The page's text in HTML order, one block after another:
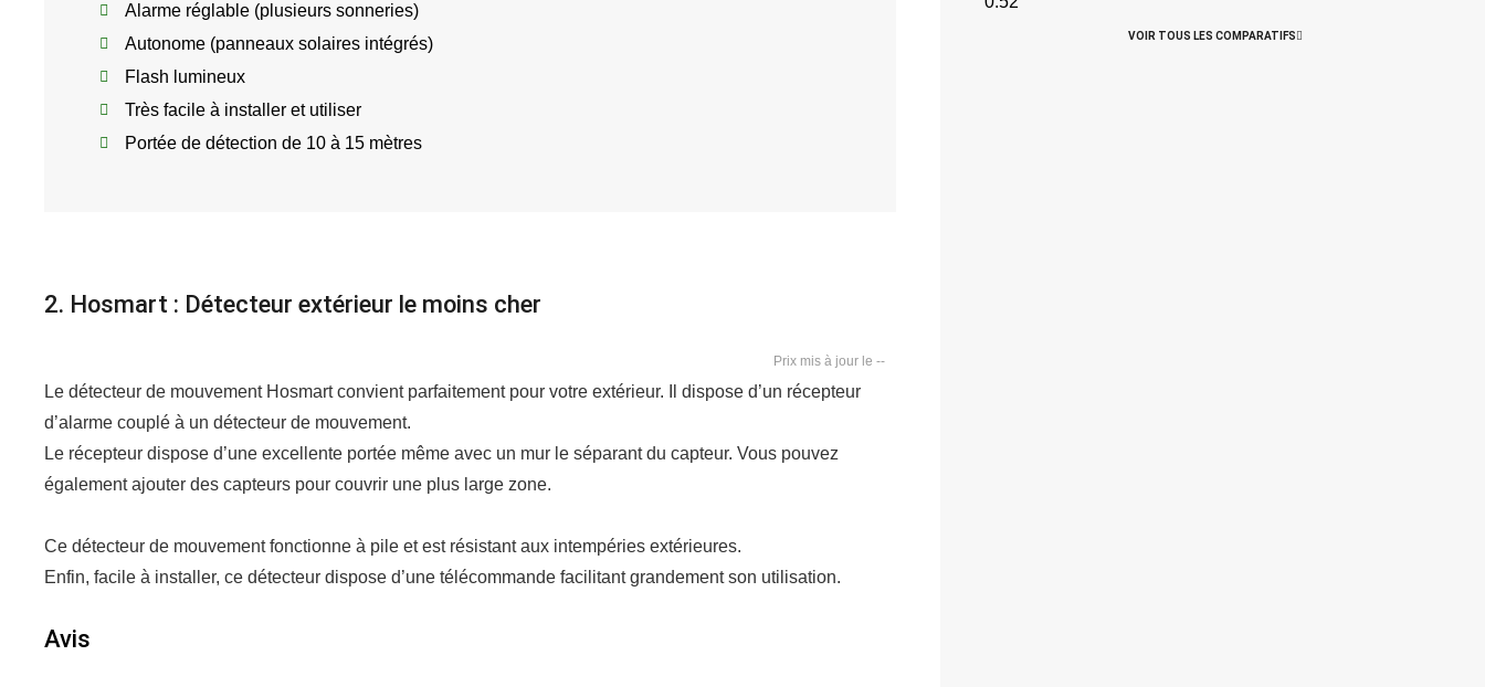
Alarme réglable (plusieurs sonneries)
Autonome (panneaux solaires intégrés)
Flash lumineux
Très facile à installer et utiliser
Portée de détection de 10 à 15 mètres
2. Hosmart : Détecteur extérieur le moins cher
--
Le détecteur de mouvement Hosmart convient parfaitement pour votre extérieur. Il dispose d’un récepteur
d’alarme couplé à un détecteur de mouvement.
Le récepteur dispose d’une excellente portée même avec un mur le séparant du capteur. Vous pouvez
également ajouter des capteurs pour couvrir une plus large zone.
Ce détecteur de mouvement fonctionne à pile et est résistant aux intempéries extérieures.
Enfin, facile à installer, ce détecteur dispose d’une télécommande facilitant grandement son utilisation.
Avis
VOIR TOUS LES COMPARATIFS